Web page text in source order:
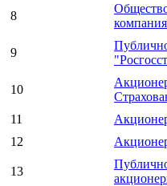
8
9
10
11
12
13